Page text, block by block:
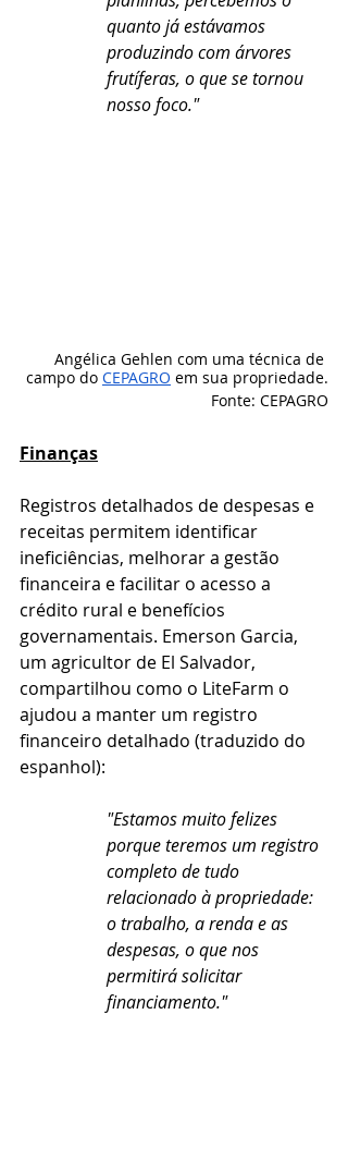
quanto já estávamos
produzindo com árvores
frutíferas, o que se tornou
nosso foco."
Angélica Gehlen com uma técnica de
campo do CEPAGRO em sua propriedade.
Fonte: CEPAGRO
Finanças
Registros detalhados de despesas e
receitas permitem identificar
ineficiências, melhorar a gestão
financeira e facilitar o acesso a
crédito rural e benefícios
governamentais. Emerson Garcia,
um agricultor de El Salvador,
compartilhou como o LiteFarm o
ajudou a manter um registro
financeiro detalhado (traduzido do
espanhol):
"Estamos muito felizes
porque teremos um registro
completo de tudo
relacionado à propriedade:
o trabalho, a renda e as
despesas, o que nos
permitirá solicitar
financiamento."